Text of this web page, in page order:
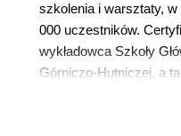
szkolenia i warsztaty, w
000 uczestników.
wykładowca Szkoły
Górniczo-Hutniczej, a
Institute of Marketing